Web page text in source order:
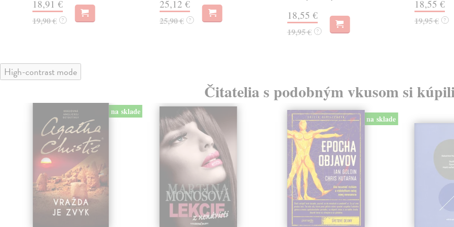
18,91 €
19,90 € ?
25,12 €
25,90 € ? 18,55 €
19,95 € ?
18,55 €
19,95 € ?
High-contrast mode
Čitatelia s podobným vkusom si
na sklade
na sklade